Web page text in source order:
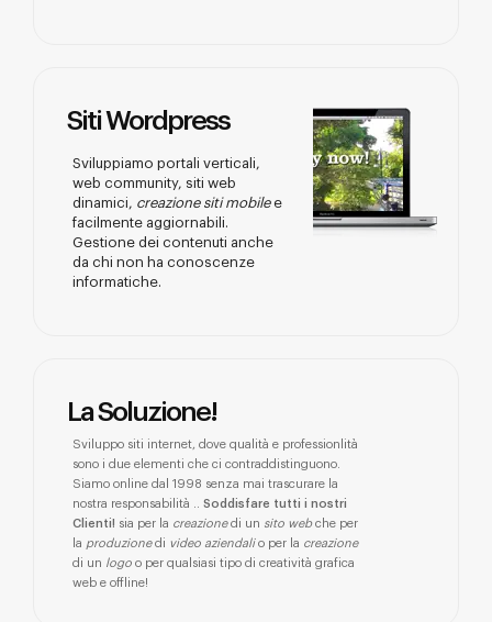
Siti Wordpress
Sviluppiamo portali verticali,
web community, siti web
dinamici, creazione siti mobilee
facilmente aggiornabili.
Gestione dei contenuti anche
da chi non ha conoscenze
informatiche.
La Soluzione!
Sviluppo siti internet, dove qualità e professionlità
sono i due elementi che ci contraddistinguono.
Siamo online dal 1998 senza mai trascurare la
nostra responsabilità .. Soddisfare tutti i nostri
Clienti! sia per la creazionedi un sito webche per
la produzionedi video aziendali o per la creazione
di un logo o per qualsiasi tipo di creatività grafica
web e offline!